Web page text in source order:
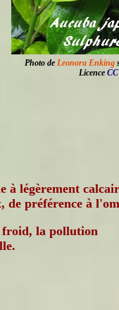
Photo de Leonora Enking
Licence
à légèrement
de préférence à
froid, la pollution